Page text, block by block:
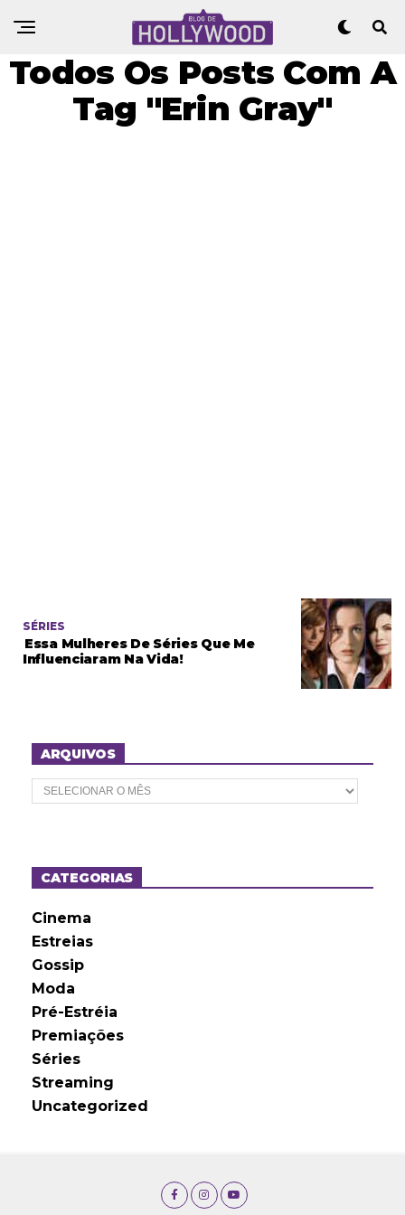
Todos Os Posts Com A
Tag "Erin Gray"
SÉRIES
Essa Mulheres De Séries Que Me
Influenciaram Na Vida!
ARQUIVOS
A
r
o
sCATEGORIAS
Cinema
Estreias
Gossip
Moda
Pré-Estréia
Premiações
Séries
Streaming
Uncategorized